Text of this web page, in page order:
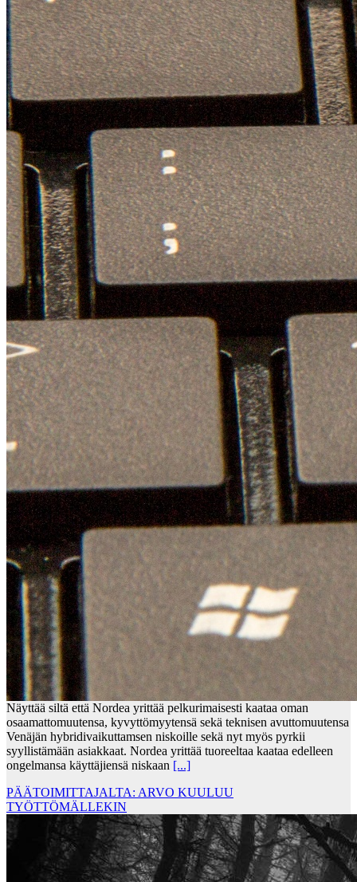
Näyttää siltä että Nordea yrittää pelkurimaisesti kaataa oman
osaamattomuutensa, kyvyttömyytensä sekä teknisen avuttomuutensa
Venäjän hybridivaikuttamsen niskoille sekä nyt myös pyrkii
syyllistämään asiakkaat. Nordea yrittää tuoreeltaa kaataa edelleen
ongelmansa käyttäjiensä niskaan [...]
PÄÄTOIMITTAJALTA: ARVO KUULUU
TYÖTTÖMÄLLEKIN